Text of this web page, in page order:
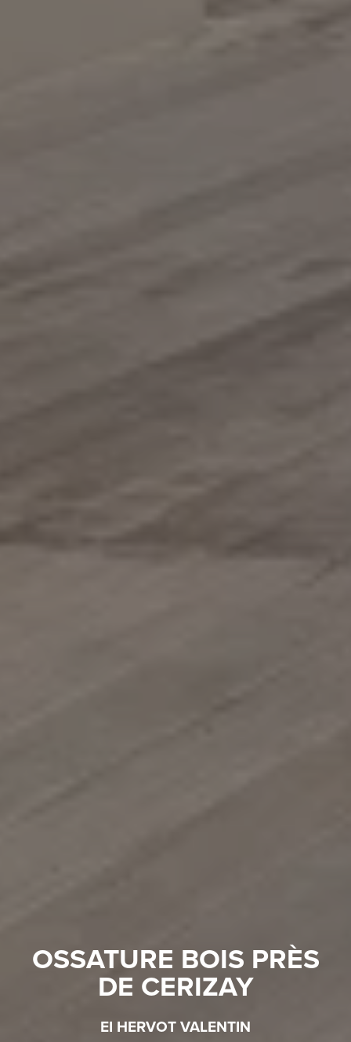
OSSATURE BOIS PRÈS
DE CERIZAY
EI HERVOT VALENTIN